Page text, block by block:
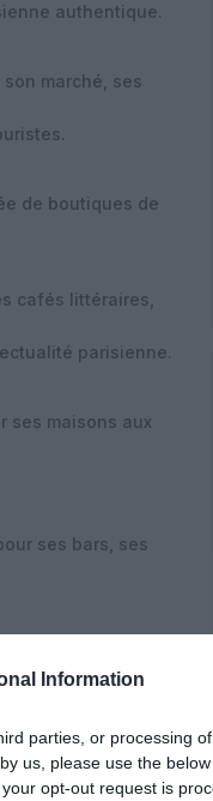
Information
parties, or processing
us, please use the
opt-out request is
authentique.
marché, ses
de boutiques de
cafés littéraires,
parisienne.
ses maisons aux
ses bars, ses
de haute
Que vous soyez
d’une